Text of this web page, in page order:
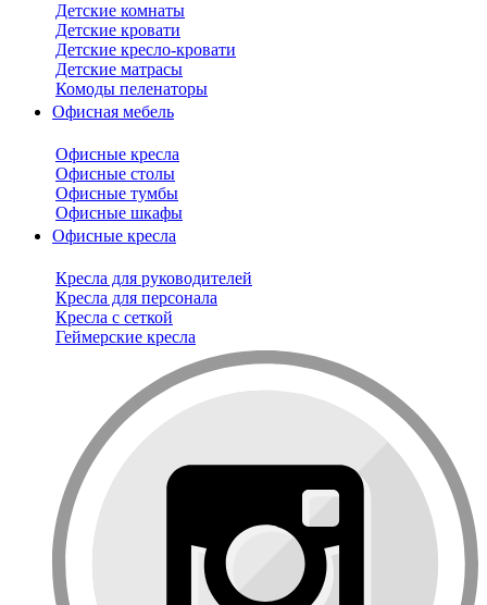
Детские комнаты
Детские кровати
Детские кресло-кровати
Детские матрасы
Комоды пеленаторы
Офисная мебель
Офисные кресла
Офисные столы
Офисные тумбы
Офисные шкафы
Офисные кресла
Кресла для руководителей
Кресла для персонала
Кресла с сеткой
Геймерские кресла